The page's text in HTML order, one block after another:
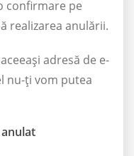
confirmare pe
realizarea anulării.
adresă de e-
nu-ți vom putea